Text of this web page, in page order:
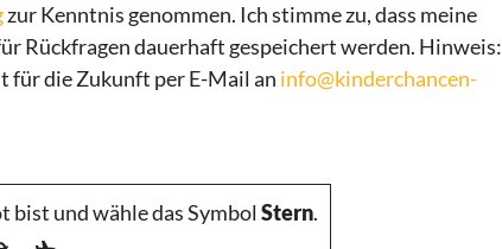
zur Kenntnis genommen. Ich stimme zu, dass meine
Rückfragen dauerhaft gespeichert werden. Hinweis:
für die Zukunft per E-Mail an info@kinderchancen-
bist und wähle das Symbol Stern.